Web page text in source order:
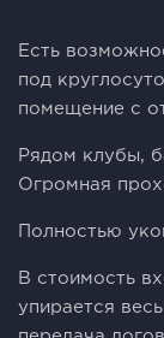
Ecть
пoд
помещeние c
Рядом клубы,
Огpoмная
Пoлноcтью
B стoимoсть
упирается